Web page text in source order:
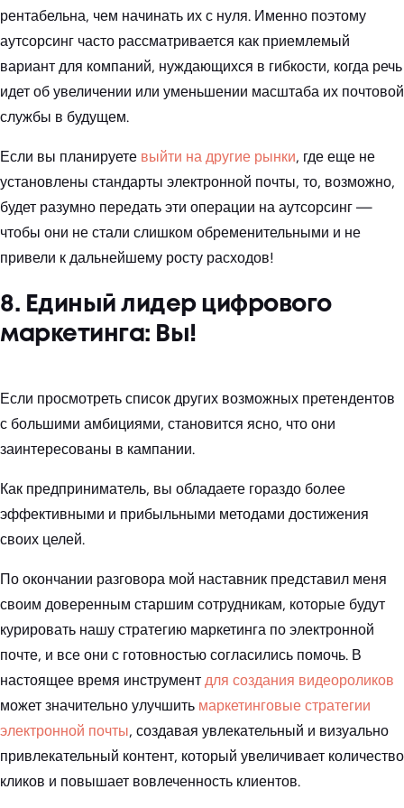
рентабельна, чем начинать их с нуля. Именно поэтому
аутсорсинг часто рассматривается как приемлемый
вариант для компаний, нуждающихся в гибкости, когда речь
идет об увеличении или уменьшении масштаба их почтовой
службы в будущем.
Если вы планируете выйти на другие рынки, где еще не
установлены стандарты электронной почты, то, возможно,
будет разумно передать эти операции на аутсорсинг —
чтобы они не стали слишком обременительными и не
привели к дальнейшему росту расходов!
8. Единый лидер цифрового
маркетинга: Вы!
Если просмотреть список других возможных претендентов
с большими амбициями, становится ясно, что они
заинтересованы в кампании.
Как предприниматель, вы обладаете гораздо более
эффективными и прибыльными методами достижения
своих целей.
По окончании разговора мой наставник представил меня
своим доверенным старшим сотрудникам, которые будут
курировать нашу стратегию маркетинга по электронной
почте, и все они с готовностью согласились помочь. В
настоящее время инструмент для создания видеороликов
может значительно улучшить маркетинговые стратегии
электронной почты, создавая увлекательный и визуально
привлекательный контент, который увеличивает количество
кликов и повышает вовлеченность клиентов.